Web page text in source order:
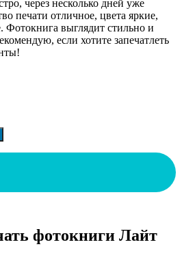
через несколько дней уже
печати отличное, цвета яркие,
Фотокнига выглядит стильно и
если хотите запечатлеть
фотокниги Лайт